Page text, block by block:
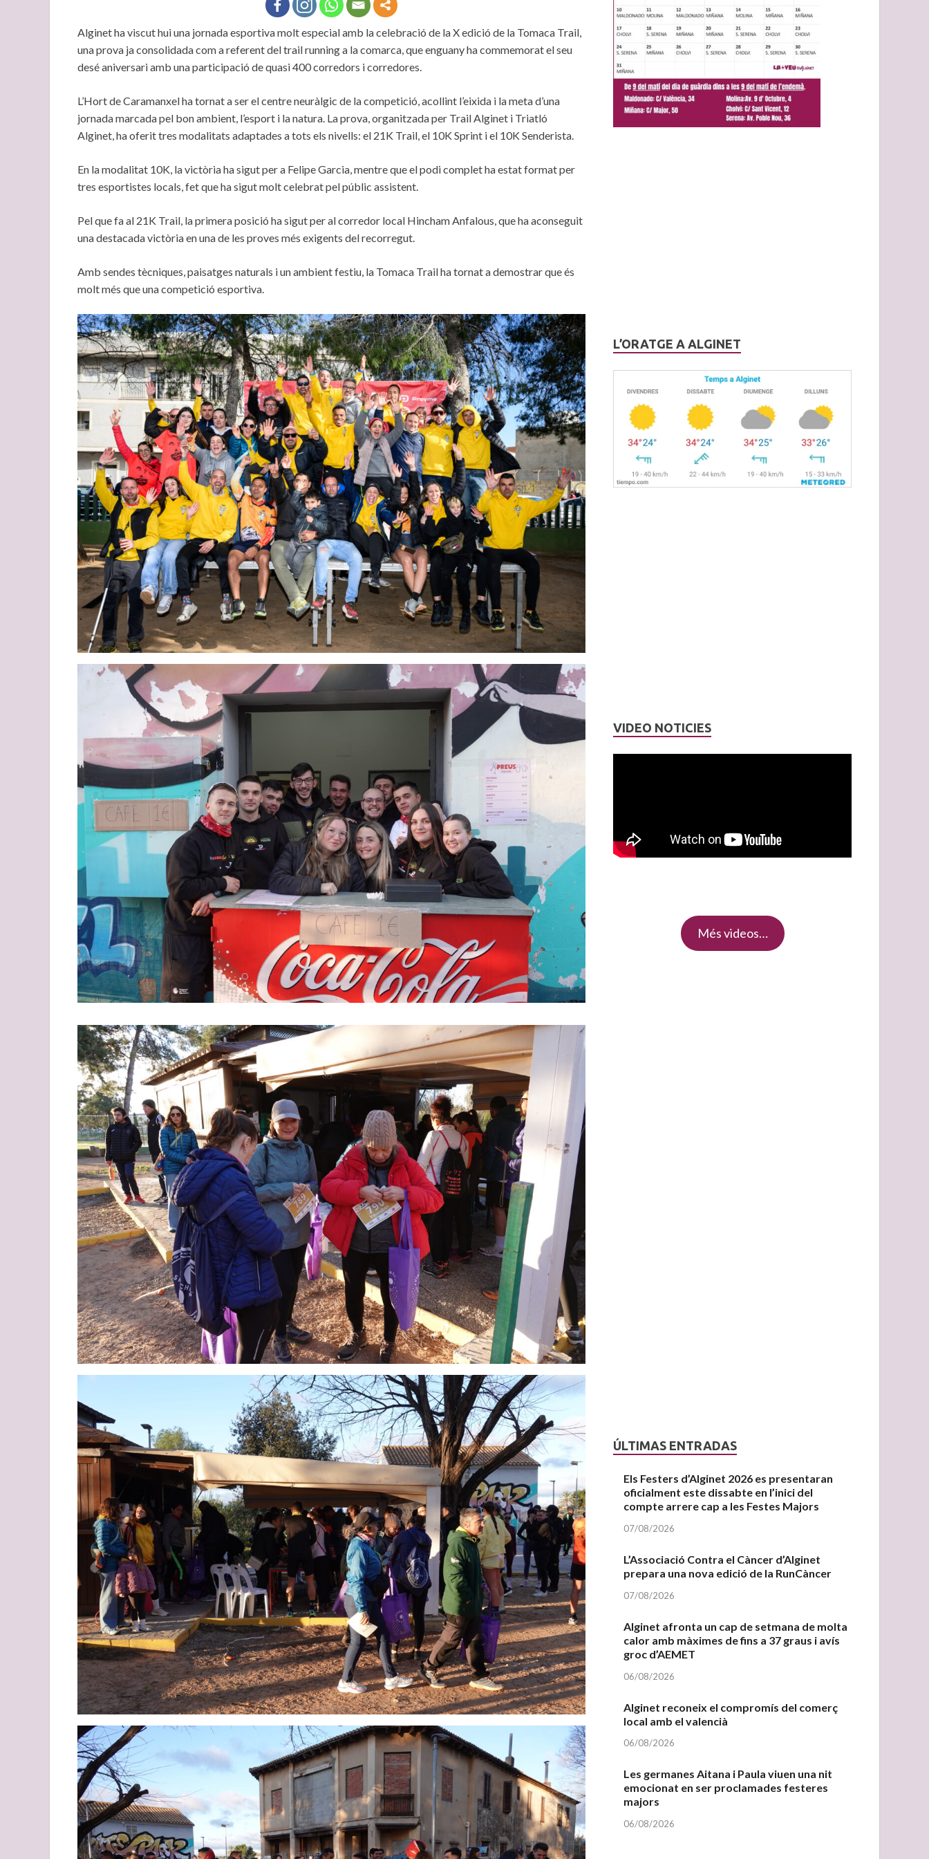
Alginet ha viscut hui una jornada esportiva molt especial amb la celebració de la X edició de la Tomaca Trail,
una prova ja consolidada com a referent del trail running a la comarca, que enguany ha commemorat el seu
desé aniversari amb una participació de quasi 400 corredors i corredores.
L’Hort de Caramanxel ha tornat a ser el centre neuràlgic de la competició, acollint l’eixida i la meta d’una
jornada marcada pel bon ambient, l’esport i la natura. La prova, organitzada per Trail Alginet i Triatló
Alginet, ha oferit tres modalitats adaptades a tots els nivells: el 21K Trail, el 10K Sprint i el 10K Senderista.
En la modalitat 10K, la victòria ha sigut per a Felipe Garcia, mentre que el podi complet ha estat format per
tres esportistes locals, fet que ha sigut molt celebrat pel públic assistent.
Pel que fa al 21K Trail, la primera posició ha sigut per al corredor local Hincham Anfalous, que ha aconseguit
una destacada victòria en una de les proves més exigents del recorregut.
Amb sendes tècniques, paisatges naturals i un ambient festiu, la Tomaca Trail ha tornat a demostrar que és
molt més que una competició esportiva.
L’ORATGE A ALGINET
VIDEO NOTICIES
Més videos…
ÚLTIMAS ENTRADAS
Els Festers d’Alginet 2026 es presentaran
oficialment este dissabte en l’inici del
compte arrere cap a les Festes Majors
07/08/2026
L’Associació Contra el Càncer d’Alginet
prepara una nova edició de la RunCàncer
07/08/2026
Alginet afronta un cap de setmana de molta
calor amb màximes de fins a 37 graus i avís
groc d’AEMET
06/08/2026
Alginet reconeix el compromís del comerç
local amb el valencià
06/08/2026
Les germanes Aitana i Paula viuen una nit
emocionat en ser proclamades festeres
majors
06/08/2026